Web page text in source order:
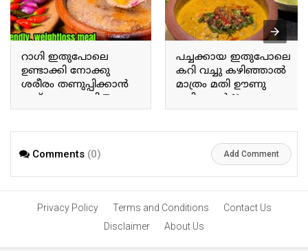
റാഗി ഇതുപോലെ
ഉണ്ടാക്കി നോക്കു
ശരീരം തണുപ്പിക്കാൻ
ഇത് മാത്രം മതി Try
making ragi this way; this
പച്ചക്കായ ഇതുപോലെ
കറി വച്ചു കഴിഞ്ഞാൽ
മാത്രം മതി ഊണു
കഴിക്കാൻ If you prepare
a curry with raw plantains
enough for a meal.
Comments (0) Add Comment
Privacy Policy Terms and Conditions
Contact Us
Disclaimer
About Us